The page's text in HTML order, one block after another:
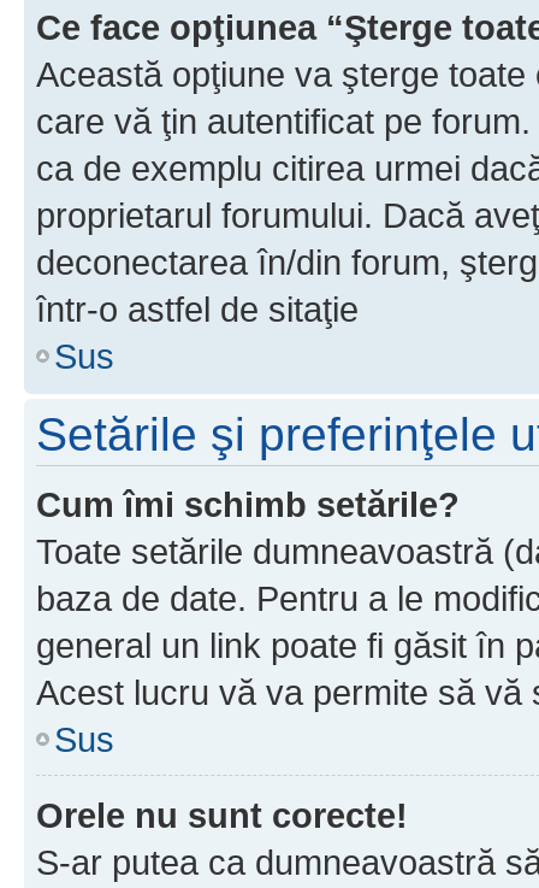
Ce face opţiunea “Şterge
Această opţiune va şterge
care vă ţin autentificat pe
ca de exemplu citirea urmei
proprietarul forumului. Dacă
deconectarea în/din forum,
într-o astfel de sitaţie
Sus
Setările şi preferinţele
Cum îmi schimb setările?
Toate setările dumneavoastră
baza de date. Pentru a le
general un link poate fi găsit în
Acest lucru vă va permite să vă
Sus
Orele nu sunt corecte!
S-ar putea ca dumneavoastră